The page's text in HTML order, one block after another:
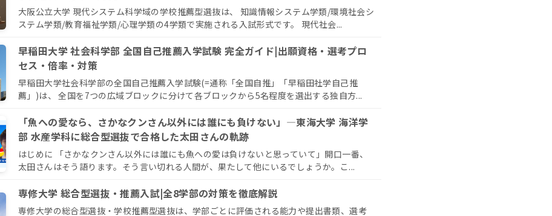
大阪公立大学 現代システム科学域の学校推薦型選抜は、 知識情報システム学類/環境社会シ
ステム学類/教育福祉学類/心理学類の4学類で実施される入試形式です。 現代社会...
早稲田大学 社会科学部 全国自己推薦入学試験 完全ガイド|出願資格・選考プロ
セス・倍率・対策
早稲田大学社会科学部の全国自己推薦入学試験(=通称「全国自推」「早稲田社学自己推
薦」)は、 全国を7つの広域ブロックに分けて各ブロックから5名程度を選出する独自方...
「魚への愛なら、さかなクンさん以外には誰にも負けない」—東海大学 海洋学
部 水産学科に総合型選抜で合格した太田さんの軌跡
はじめに 「さかなクンさん以外には誰にも魚への愛は負けないと思っていて」開口一番、
太田さんはそう語ります。そう言い切れる人間が、果たして他にいるでしょうか。こ...
専修大学 総合型選抜・推薦入試|全8学部の対策を徹底解説
専修大学の総合型選抜・学校推薦型選抜は、学部ごとに評価される能力や提出書類、選考